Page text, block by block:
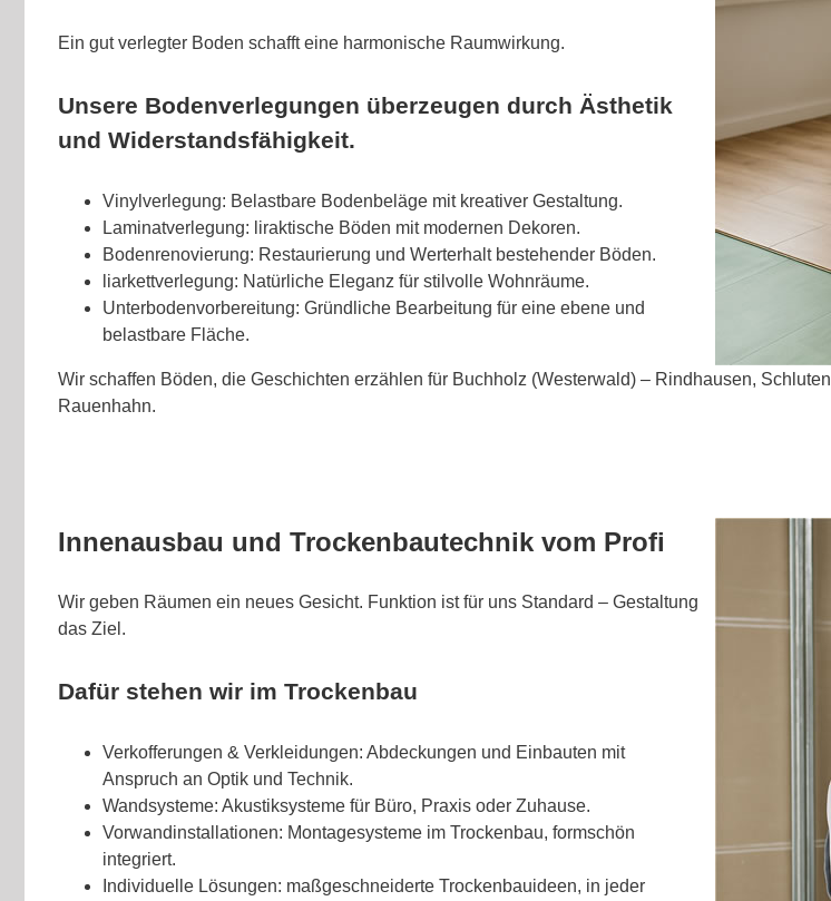
Ein gut verlegter Boden schafft eine harmonische Raumwirkung.
Unsere Bodenverlegungen überzeugen durch Ästhetik
und Widerstandsfähigkeit.
Vinylverlegung: Belastbare Bodenbeläge mit kreativer Gestaltung.
Laminatverlegung: liraktische Böden mit modernen Dekoren.
Bodenrenovierung: Restaurierung und Werterhalt bestehender Böden.
liarkettverlegung: Natürliche Eleganz für stilvolle Wohnräume.
Unterbodenvorbereitung: Gründliche Bearbeitung für eine ebene und
belastbare Fläche.
Wir schaffen Böden, die Geschichten erzählen für Buchholz (Westerwald) – Rindhausen,
Rauenhahn.
Innenausbau und Trockenbautechnik vom Profi
Wir geben Räumen ein neues Gesicht. Funktion ist für uns Standard – Gestaltung
das Ziel.
Dafür stehen wir im Trockenbau
Verkofferungen & Verkleidungen: Abdeckungen und Einbauten mit
Anspruch an Optik und Technik.
Wandsysteme: Akustiksysteme für Büro, Praxis oder Zuhause.
Vorwandinstallationen: Montagesysteme im Trockenbau, formschön
integriert.
Individuelle Lösungen: maßgeschneiderte Trockenbauideen, in jeder